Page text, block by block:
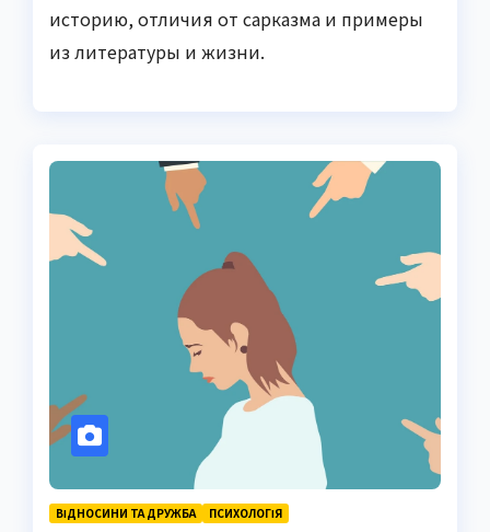
историю, отличия от сарказма и примеры
из литературы и жизни.
ВІДНОСИНИ ТА ДРУЖБА ПСИХОЛОГІЯ